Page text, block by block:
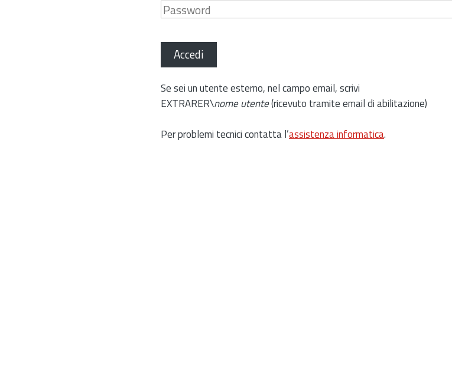
Accedi
Se sei un utente esterno, nel campo email, scrivi
EXTRARER\nome utente(ricevuto tramite email di abilitazione)
Per problemi tecnici contatta l’assistenza informatica.